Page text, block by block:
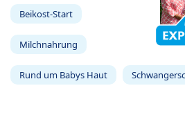
Beikost-Start
Milchnahrung
Rund um Babys Haut